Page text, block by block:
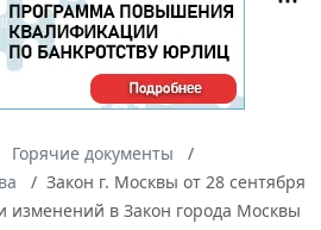
Горячие документы
Закон г. Москвы от 28 сентября
изменений в Закон города Москвы